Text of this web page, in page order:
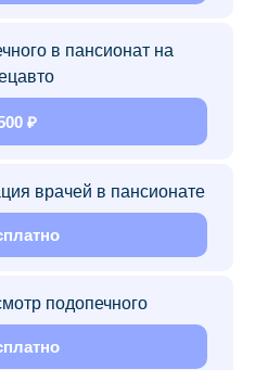
в пансионат на
₽
врачей в пансионате
подопечного